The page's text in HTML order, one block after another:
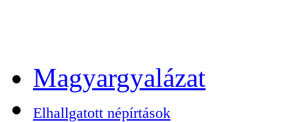
Magyargyalázat
Elhallgatott népírtások